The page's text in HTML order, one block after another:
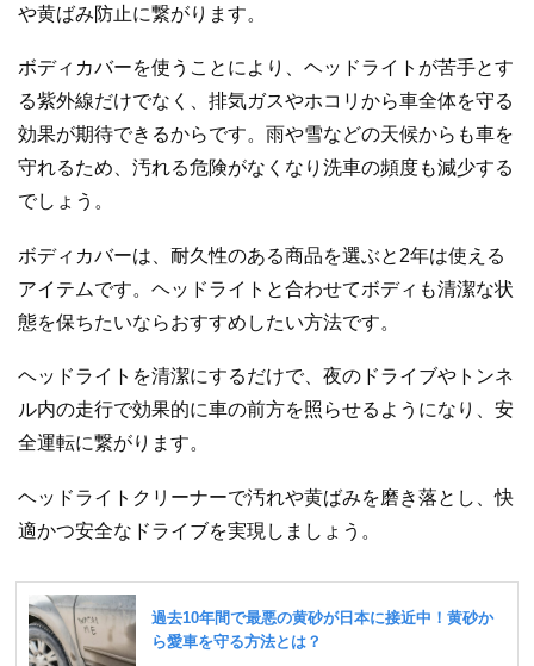
や黄ばみ防止に繋がります。
ボディカバーを使うことにより、ヘッドライトが苦手とす
る紫外線だけでなく、排気ガスやホコリから車全体を守る
効果が期待できるからです。雨や雪などの天候からも車を
守れるため、汚れる危険がなくなり洗車の頻度も減少する
でしょう。
ボディカバーは、耐久性のある商品を選ぶと2年は使える
アイテムです。ヘッドライトと合わせてボディも清潔な状
態を保ちたいならおすすめしたい方法です。
ヘッドライトを清潔にするだけで、夜のドライブやトンネ
ル内の走行で効果的に車の前方を照らせるようになり、安
全運転に繋がります。
ヘッドライトクリーナーで汚れや黄ばみを磨き落とし、快
適かつ安全なドライブを実現しましょう。